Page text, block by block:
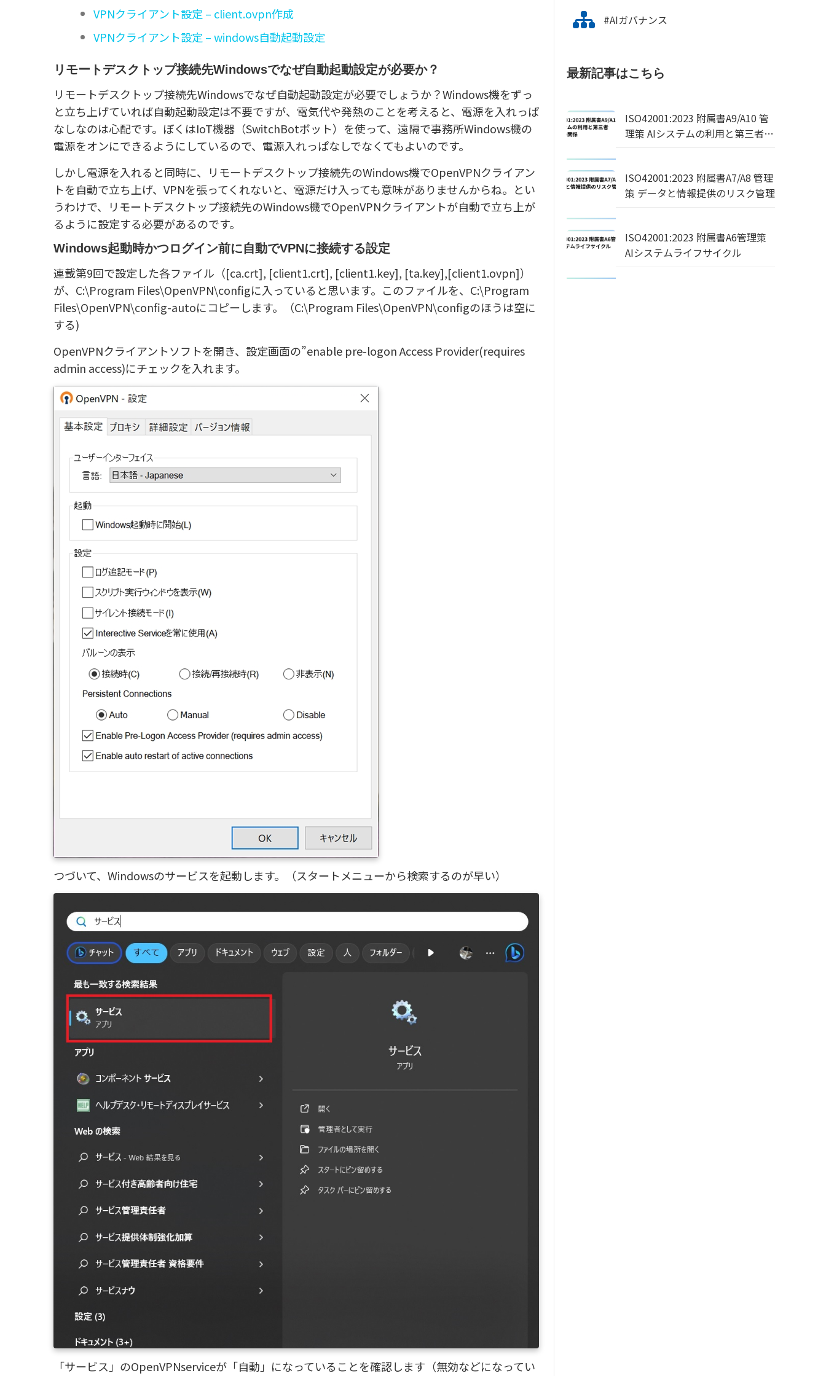
VPNクライアント設定 – client.ovpn作成
VPNクライアント設定 – windows自動起動設定
リモートデスクトップ接続先Windowsでなぜ自動起動設定が必要か？
リモートデスクトップ接続先Windowsでなぜ自動起動設定が必要でしょうか？Windows機をずっ
と立ち上げていれば自動起動設定は不要ですが、電気代や発熱のことを考えると、電源を入れっぱ
なしなのは心配です。ぼくはIoT機器（SwitchBotボット）を使って、遠隔で事務所Windows機の
電源をオンにできるようにしているので、電源入れっぱなしでなくてもよいのです。
しかし電源を入れると同時に、リモートデスクトップ接続先のWindows機でOpenVPNクライアン
トを自動で立ち上げ、VPNを張ってくれないと、電源だけ入っても意味がありませんからね。とい
うわけで、リモートデスクトップ接続先のWindows機でOpenVPNクライアントが自動で立ち上が
るように設定する必要があるのです。
Windows起動時かつログイン前に自動でVPNに接続する設定
連載第9回で設定した各ファイル（[ca.crt], [client1.crt], [client1.key], [ta.key],[client1.ovpn]）
が、C:\Program Files\OpenVPN\configに入っていると思います。このファイルを、C:\Program
Files\OpenVPN\config-autoにコピーします。（C:\Program Files\OpenVPN\configのほうは空に
する)
OpenVPNクライアントソフトを開き、設定画面の”enable pre-logon Access Provider(requires
admin access)にチェックを入れます。
つづいて、Windowsのサービスを起動します。（スタートメニューから検索するのが早い）
「サービス」のOpenVPNserviceが「自動」になっていることを確認します（無効などになってい
#AIガバナンス
最新記事はこちら
ISO42001:2023 附属書A9/A10 管
理策 AIシステムの利用と第三者・
ISO42001:2023 附属書A7/A8 管理
策 データと情報提供のリスク管理
ISO42001:2023 附属書A6管理策
AIシステムライフサイクル